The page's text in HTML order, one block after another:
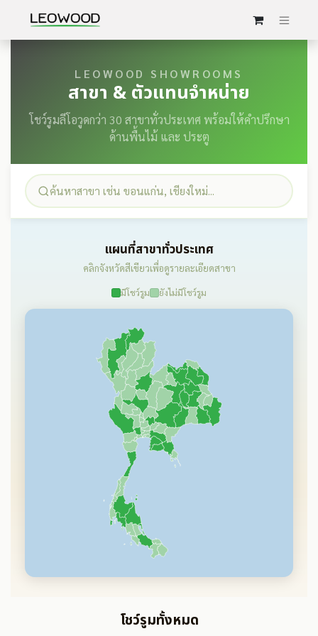
LEOWOOD SHOWROOMS
สาขา & ตัวแทนจำหน่าย
โชว์รูมลีโอวูดกว่า 30 สาขาทั่วประเทศ พร้อมให้คำปรึกษา
ด้านพื้นไม้ และ ประตู
แผนที่สาขาทั่วประเทศ
คลิกจังหวัดสีเขียวเพื่อดูรายละเอียดสาขา
มีโชว์รูม ยังไม่มีโชว์รูม
โชว์รูมทั้งหมด